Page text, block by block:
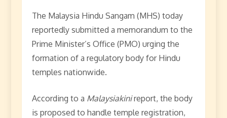
The Malaysia Hindu Sangam (MHS) today
reportedly submitted a memorandum to the
Prime Minister’s Office (PMO) urging the
formation of a regulatory body for Hindu
temples nationwide.
According to a Malaysiakinireport, the body
is proposed to handle temple registration,